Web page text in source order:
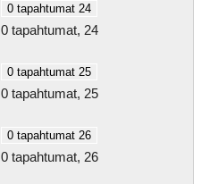
0 tapahtumat 24
0 tapahtumat, 24
0 tapahtumat 25
0 tapahtumat, 25
0 tapahtumat 26
0 tapahtumat, 26